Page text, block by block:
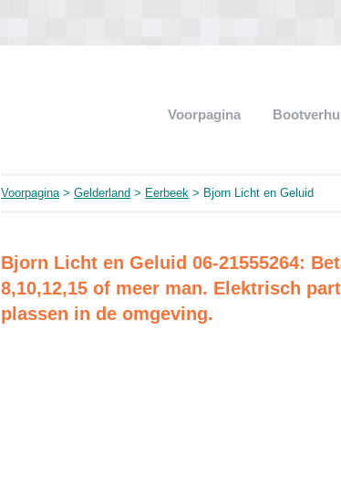
Voorpagina
Voorpagina>Gelderland > Eerbeek > Bjorn Licht en Geluid
Bjorn Licht en Geluid 06-21555264:
8,10,12,15 of meer man. Elektrisch
plassen in de omgeving.